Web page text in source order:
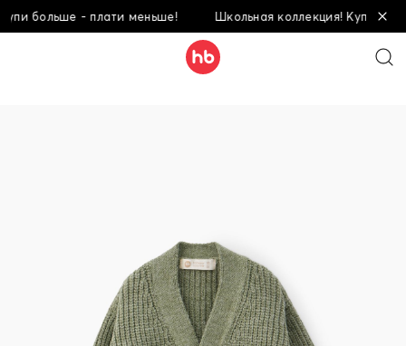
больше - плати меньше! Школьная коллекция! Купи